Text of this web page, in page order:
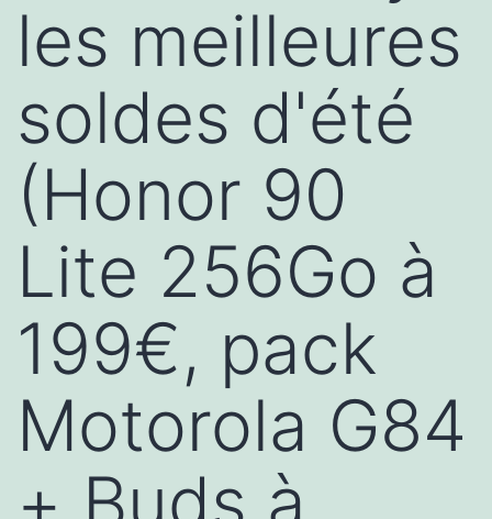
les meilleures
soldes d'été
(Honor 90
Lite 256Go à
199€, pack
Motorola G84
+ Buds à